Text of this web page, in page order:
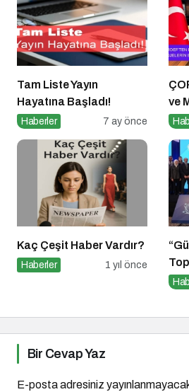
Tam Liste Yayın
Hayatına Başladı!
Haberler 7 ay önce
ve
Kaç Çeşit Haber Vardır?
Haberler 1 yıl önce
Bir Cevap Yaz
E-posta adresiniz